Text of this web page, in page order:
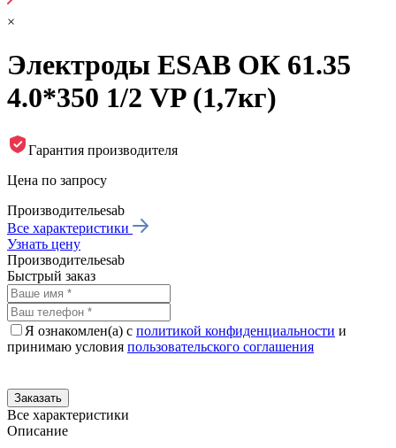
×
Электроды ESAB ОК 61.35
4.0*350 1/2 VP (1,7кг)
Гарантия производителя
Цена по запросу
Производительesab
Все характеристики
Узнать цену
Производительesab
Быстрый заказ
Я ознакомлен(а) с политикой конфиденциальности и
принимаю условия пользовательского соглашения
Все характеристики
Описание